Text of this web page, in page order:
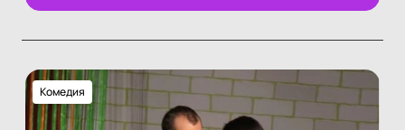
Комедия